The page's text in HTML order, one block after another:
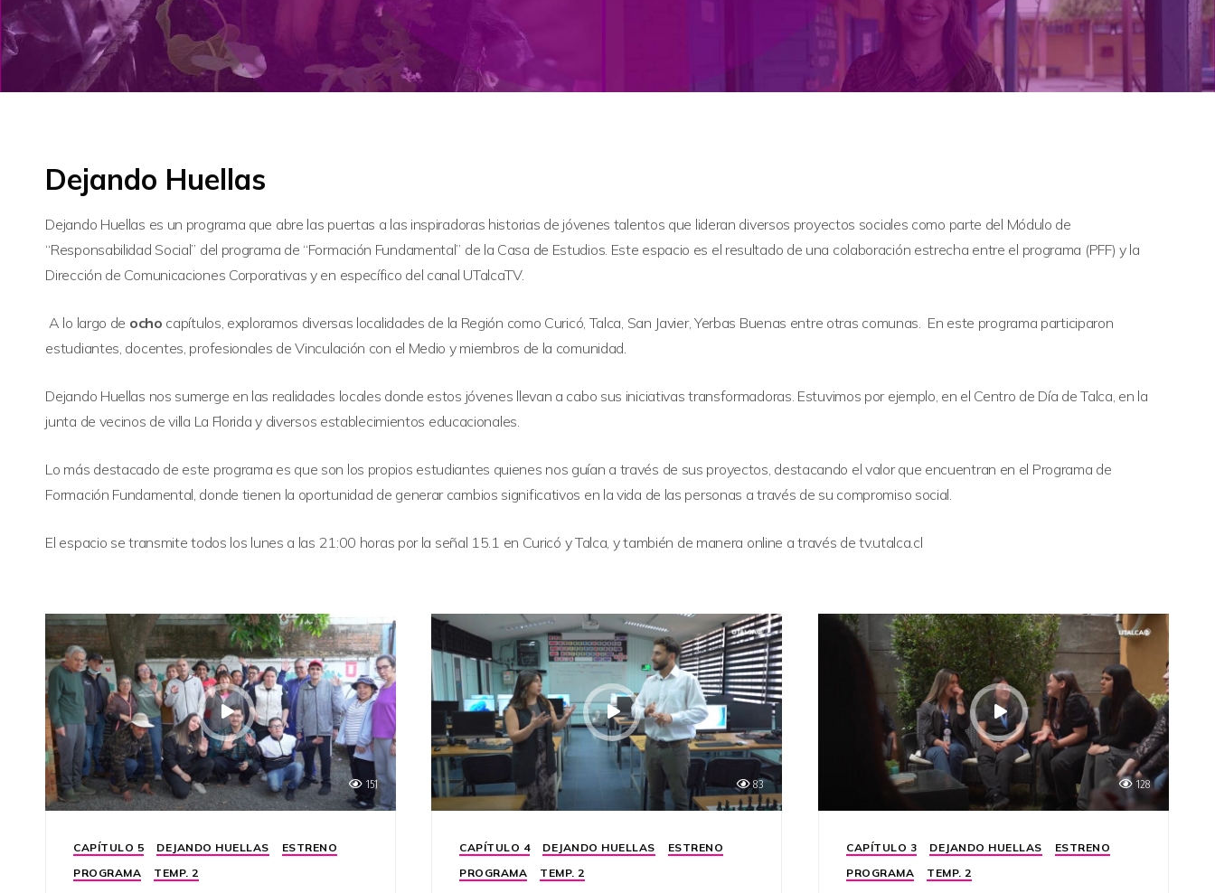
Dejando Huellas
Dejando Huellas es un programa que abre las puertas a las inspiradoras historias de jóvenes talentos que lideran diversos proyectos sociales como parte del Módulo de
“Responsabilidad Social” del programa de “Formación Fundamental” de la Casa de Estudios. Este espacio es el resultado de una colaboración estrecha entre el programa (PFF) y la
Dirección de Comunicaciones Corporativas y en específico del canal UTalcaTV.
A lo largo de ocho capítulos, exploramos diversas localidades de la Región como Curicó, Talca, San Javier, Yerbas Buenas entre otras comunas. En este programa participaron
estudiantes, docentes, profesionales de Vinculación con el Medio y miembros de la comunidad.
Dejando Huellas nos sumerge en las realidades locales donde estos jóvenes llevan a cabo sus iniciativas transformadoras. Estuvimos por ejemplo, en el Centro de Día de Talca, en la
junta de vecinos de villa La Florida y diversos establecimientos educacionales.
Lo más destacado de este programa es que son los propios estudiantes quienes nos guían a través de sus proyectos, destacando el valor que encuentran en el Programa de
Formación Fundamental, donde tienen la oportunidad de generar cambios significativos en la vida de las personas a través de su compromiso social.
El espacio se transmite todos los lunes a las 21:00 horas por la señal 15.1 en Curicó y Talca, y también de manera online a través de tv.utalca.cl
151
CAPÍTULO 5 DEJANDO HUELLAS
ESTRENO
PROGRAMA
TEMP. 2
83
CAPÍTULO 4 DEJANDO HUELLAS
ESTRENO
PROGRAMA
TEMP. 2
128
CAPÍTULO 3 DEJANDO HUELLAS
ESTRENO
PROGRAMA
TEMP. 2